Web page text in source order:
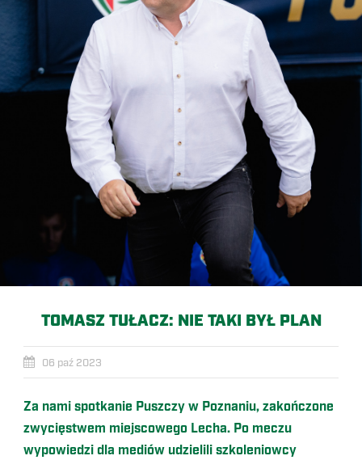
TOMASZ TUŁACZ: NIE TAKI BYŁ PLAN
06 paź 2023
Za nami spotkanie Puszczy w Poznaniu, zakończone
zwycięstwem miejscowego Lecha. Po meczu
wypowiedzi dla mediów udzielili szkoleniowcy